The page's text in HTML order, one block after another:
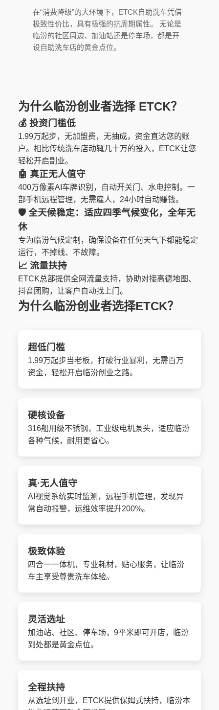
在“消费降级”的大环境下，ETCK自助洗车凭借
极致性价比，具有极强的抗周期属性。 无论是
临汾的社区周边、加油站还是停车场，都是开
设自助洗车店的黄金点位。
为什么临汾创业者选择 ETCK？
💰 投资门槛低
1.99万起步，无加盟费，无抽成，资金直达您的账
户。相比传统洗车店动辄几十万的投入，ETCK让您
轻松开启副业。
🤖 真正无人值守
400万像素AI车牌识别，自动开关门、水电控制。一
部手机远程管理，无需雇人，24小时自动赚钱。
🛡️全天候稳定：适应四季气候变化，全年无
休
专为临汾气候定制，确保设备在任何天气下都能稳定
运行，不掉线、不故障。
📈 流量扶持
ETCK总部提供全网流量支持，协助对接高德地图、
抖音团购，让客户自动找上门。
为什么临汾创业者选择ETCK？
超低门槛
1.99万起步当老板，打破行业暴利，无需百万
资金，轻松开启临汾创业之路。
硬核设备
316船用级不锈钢，工业级电机泵头，适应临汾
各种气候，耐用更省心。
真·无人值守
AI视觉系统实时监测，远程手机管理，发现异
常自动报警，运维效率提升200%。
极致体验
四合一一体机，专业耗材，贴心服务，让临汾
车主享受尊贵洗车体验。
灵活选址
加油站、社区、停车场，9平米即可开店，临汾
到处都是黄金点位。
全程扶持
从选址到开业，ETCK提供保姆式扶持，临汾本